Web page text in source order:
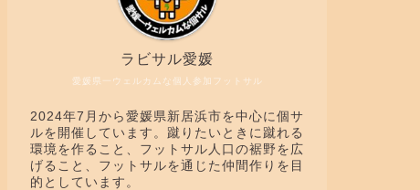
愛媛県一ウェルカムな個人参加フットサル
ラビサル愛媛
2024年7月から愛媛県新居浜市を中心に個サ
ルを開催しています。蹴りたいときに蹴れる
環境を作ること、フットサル人口の裾野を広
げること、フットサルを通じた仲間作りを目
的としています。